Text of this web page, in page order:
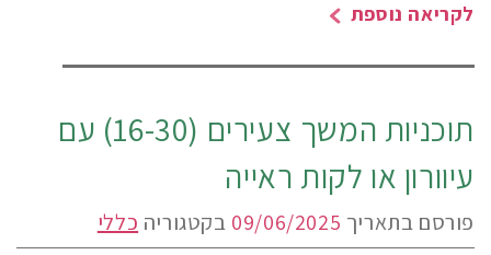
לקריאה נוספת
תוכניות המשך צעירים (16-30) עם
עיוורון או לקות ראייה
פורסם בתאריך 09/06/2025 בקטגוריה כללי